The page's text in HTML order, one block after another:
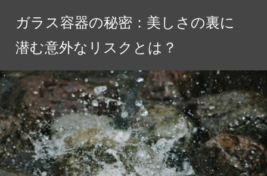
ツ
へ
ス
キ
ッ
プ
ガラス容器の秘密：美しさの裏に
潜む意外なリスクとは？